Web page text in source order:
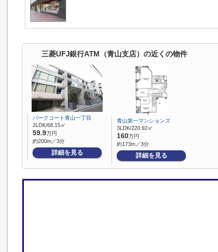
三菱UFJ銀行ATM（青山支店）の近くの物件
パークコート青山一丁目
2LDK/68.15㎡
59.9万円
約200m／3分
詳細を見る
青山第一マンションズ
3LDK/220.92㎡
160万円
約173m／3分
詳細を見る